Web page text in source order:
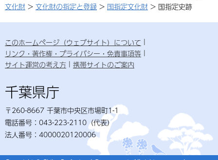
文化財 > 文化財の指定と登録 > 国指定文化財 > 国指定史跡
このホームページ（ウェブサイト）について
リンク・著作権・プライバシー・免責事項等
サイト運営の考え方
携帯サイトのご案内
千葉県庁
〒260-8667 千葉市中央区市場町1-1
電話番号：043-223-2110（代表）
法人番号：4000020120006